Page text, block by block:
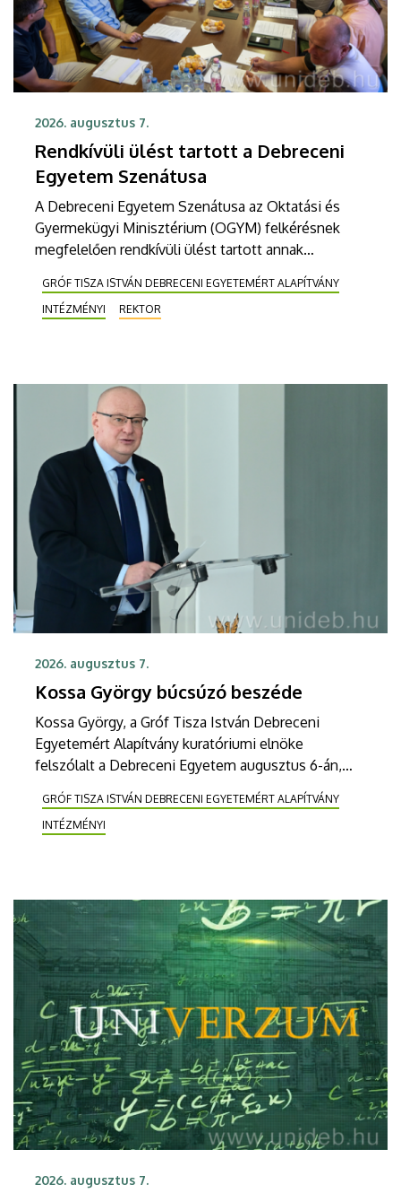
2026. augusztus 7.
Rendkívüli ülést tartott a Debreceni
Egyetem Szenátusa
A Debreceni Egyetem Szenátusa az Oktatási és
Gyermekügyi Minisztérium (OGYM) felkérésnek
megfelelően rendkívüli ülést tartott annak
augusztus 3-án megküldött kurátori pályázatokat
rangsorolja, valamint megállapítsa az egyetem által
GRÓF TISZA ISTVÁN DEBRECENI EGYETEMÉRT ALAPÍTVÁNY
INTÉZMÉNYI
REKTOR
2026. augusztus 7.
Kossa György búcsúzó beszéde
Kossa György, a Gróf Tisza István Debreceni
Egyetemért Alapítvány kuratóriumi elnöke
felszólalt a Debreceni Egyetem augusztus 6-án,
csütörtökön tartott rendkívüli szenátusi ülésén.
GRÓF TISZA ISTVÁN DEBRECENI EGYETEMÉRT ALAPÍTVÁNY
INTÉZMÉNYI
2026. augusztus 7.